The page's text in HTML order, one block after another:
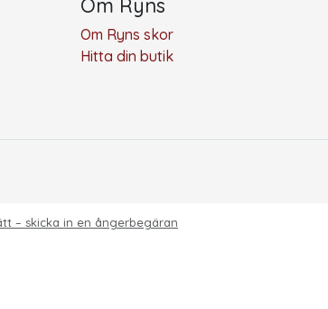
Om Ryns
Om Ryns skor
Hitta din butik
– skicka in en ångerbegäran